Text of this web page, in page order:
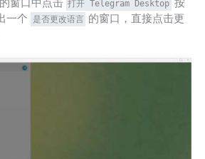
窗口中点击 打开 Telegram Desktop 按
一个 是否更改语言 的窗口，直接点击更